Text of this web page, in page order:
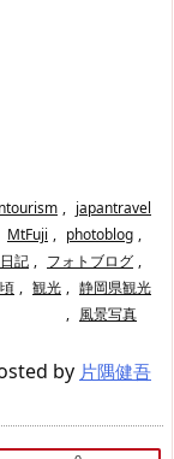
, japantravel
MtFuji , photoblog ,
記 , フォトブログ ,
, 観光 , 静岡県観光
, 風景写真
by 片隅健吾